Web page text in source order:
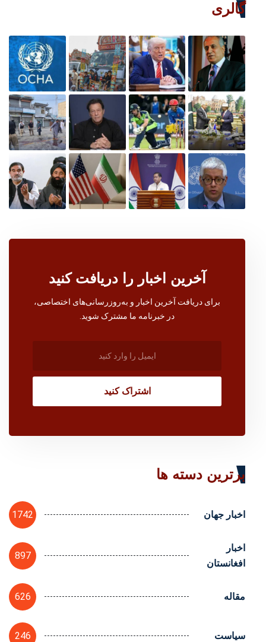
گالری
آخرین اخبار را دریافت کنید
برای دریافت آخرین اخبار و به‌روزرسانی‌های اختصاصی،
در خبرنامه ما مشترک شوید.
اشتراک کنید
برترین دسته ها
اخبار جهان 1742
اخبار
افغانستان
897
مقاله 626
سیاست 246